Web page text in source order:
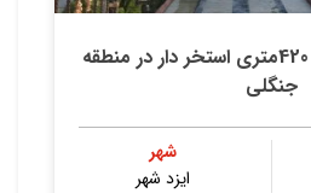
خریدویلا نما مدرن 420متری استخر دار در منطقه
جنگلی
شهر
ایزد شهر